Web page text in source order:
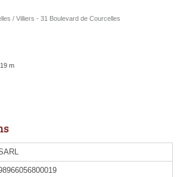
/ Villiers - 31 Boulevard de Courcelles
m